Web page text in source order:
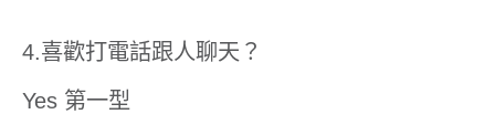
4.喜歡打電話跟人聊天？
Yes 第一型